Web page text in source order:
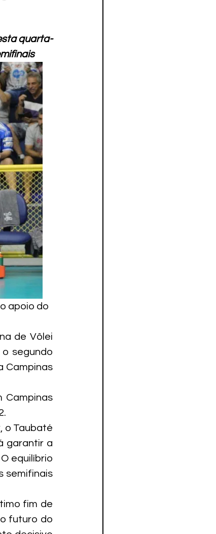
quarta-
apoio do
de Vôlei
segundo
Campinas
Campinas
o Taubaté
garantir a
equilíbrio
semifinais
fim de
futuro do